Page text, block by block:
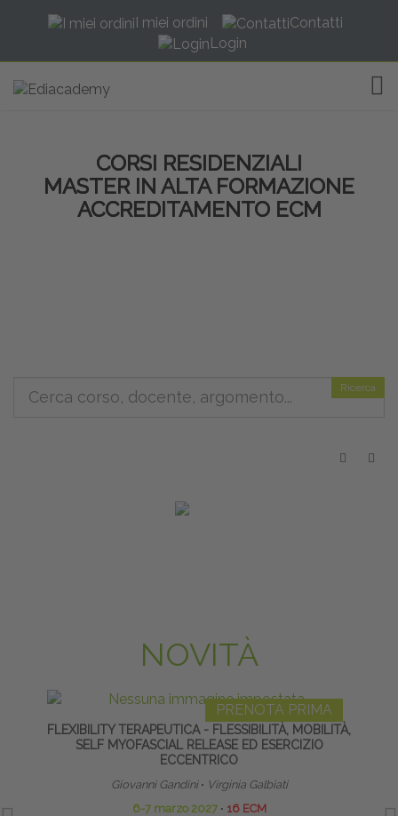
I miei ordini
Contatti
Login
CORSI RESIDENZIALI
MASTER IN ALTA FORMAZIONE
ACCREDITAMENTO ECM
Ricerca
NOVITÀ
PRENOTA PRIMA
FLEXIBILITY TERAPEUTICA - FLESSIBILITÀ, MOBILITÀ,
SELF MYOFASCIAL RELEASE ED ESERCIZIO
ECCENTRICO
Giovanni Gandini ∙ Virginia Galbiati
6-7 marzo 2027 ∙ 16 ECM